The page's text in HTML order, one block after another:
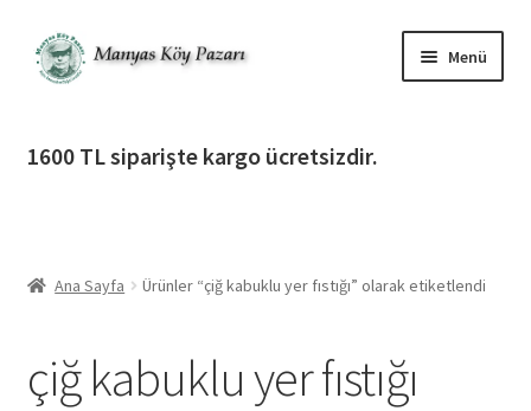
Dolaşıma
geç
İçeriğe
geç
Menü
genişlet
İletişim
1600 TL siparişte kargo ücretsizdir.
Ana Sayfa Ürünler “çiğ kabuklu yer fıstığı” olarak etiketlendi
çiğ kabuklu yer fıstığı